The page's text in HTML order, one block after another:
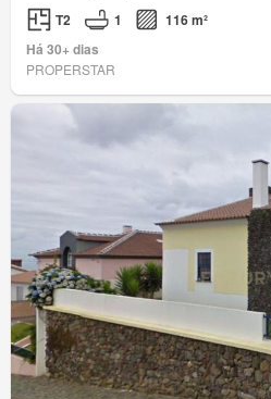
T2 1
116 m²
Há 30+ dias
PROPERSTAR